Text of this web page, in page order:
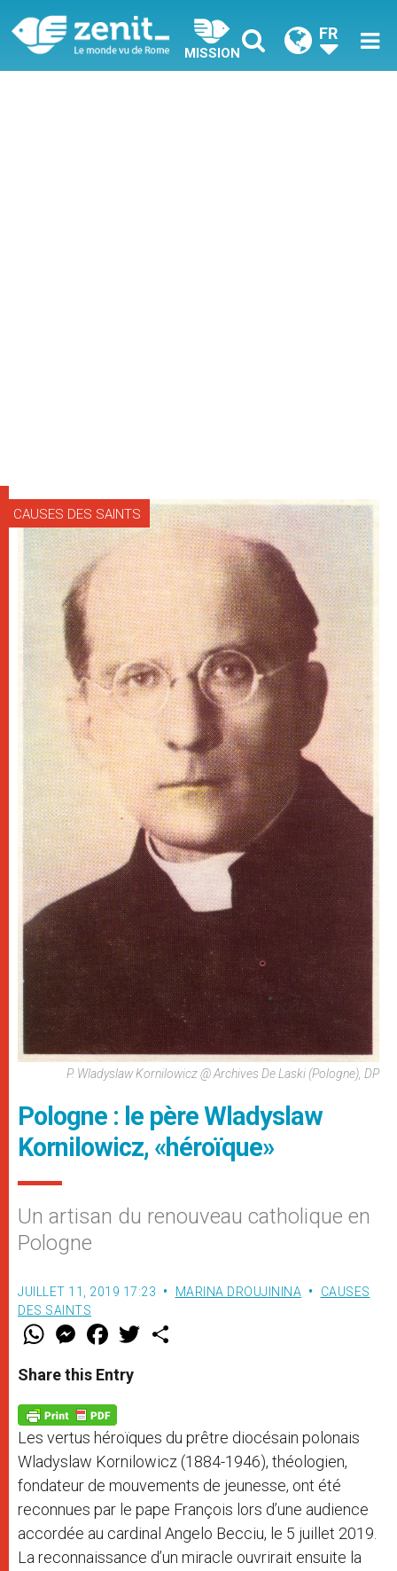
MISSION
FR
CAUSES DES SAINTS
P. Wladyslaw Kornilowicz @ Archives De Laski (Pologne), DP
Pologne : le père Wladyslaw
Kornilowicz, «héroïque»
Un artisan du renouveau catholique en
Pologne
JUILLET 11, 2019 17:23 MARINA DROUJININA
CAUSES
DES SAINTS
W
t
s
p
p
M
e
s
e
g
e
r
F
a
e
b
o
k
w
Share this Entry
Les vertus héroïques du prêtre diocésain polonais
Wladyslaw Kornilowicz (1884-1946), théologien,
fondateur de mouvements de jeunesse, ont été
reconnues par le pape François lors d’une audience
accordée au cardinal Angelo Becciu, le 5 juillet 2019.
La reconnaissance d’un miracle ouvrirait ensuite la